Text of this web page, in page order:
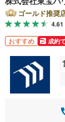
ゴールド推奨
4.61
おすすめ 成約